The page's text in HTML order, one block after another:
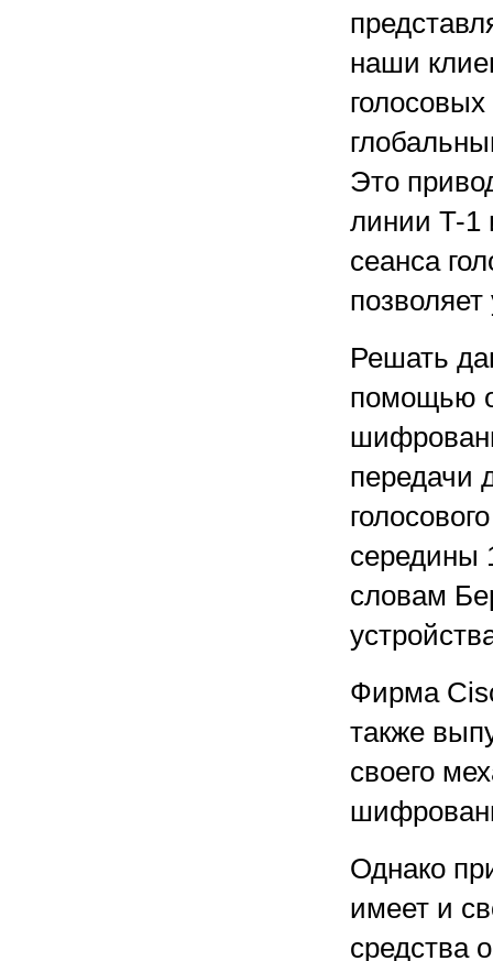
наши
Это
линии T-1
сеанса
Решать
помощью
передачи
середины
словам
Фирма
также
своего
Однако
имеет и
средства